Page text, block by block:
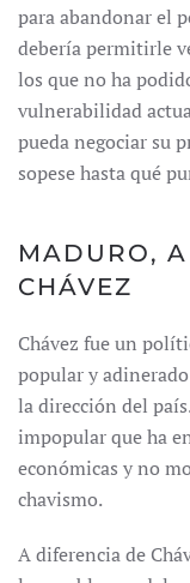
para abandonar el
debería permitirle
los que no ha
vulnerabilidad
pueda negociar su
sopese hasta qué
MADURO,
CHÁVEZ
Chávez fue un
popular y
la dirección del
impopular que ha
económicas y no
chavismo.
A diferencia de